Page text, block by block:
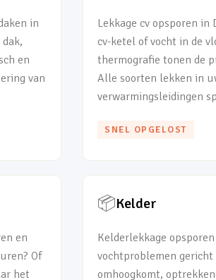
in
en
van
Lekkage cv opsporen in
cv-ketel of vocht in de
thermografie tonen de
Alle soorten lekken in
verwarmingsleidingen
SNEL OPGELOST
en
Of
het
📦Kelder
Kelderlekkage
vochtproblemen gericht
omhoogkomt,